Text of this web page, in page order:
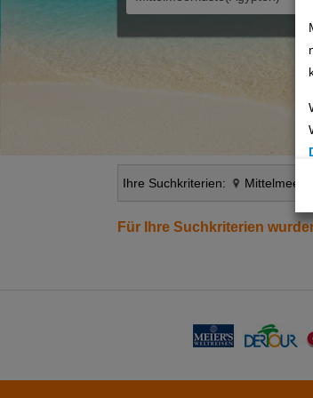
Ihre Suchkriterien:
Für Ihre Suchkriterien